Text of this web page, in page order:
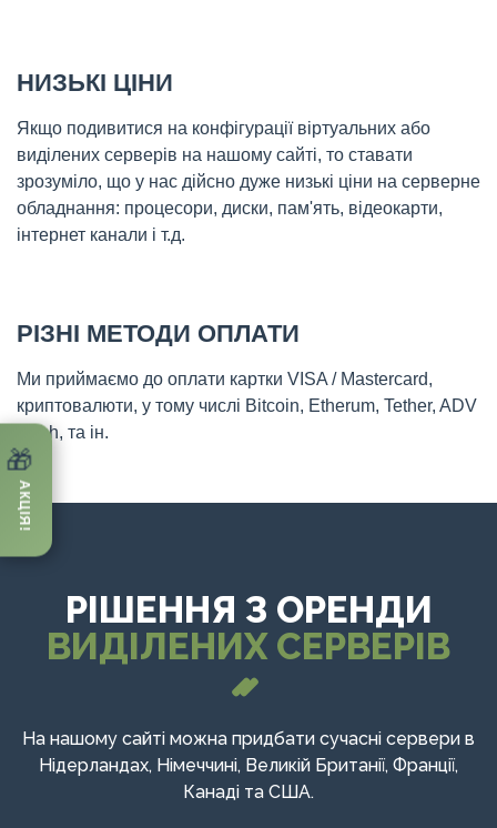
НИЗЬКІ ЦІНИ
Якщо подивитися на конфігурації віртуальних або
виділених серверів на нашому сайті, то ставати
зрозуміло, що у нас дійсно дуже низькі ціни на серверне
обладнання: процесори, диски, пам'ять, відеокарти,
інтернет канали і т.д.
РІЗНІ МЕТОДИ ОПЛАТИ
Ми приймаємо до оплати картки VISA / Mastercard,
криптовалюти, у тому числі Bitcoin, Etherum, Tether, ADV
Cash, та ін.
🎁
АКЦІЯ!
РІШЕННЯ З ОРЕНДИ
ВИДІЛЕНИХ СЕРВЕРІВ
На нашому сайті можна придбати сучасні сервери в
Нідерландах, Німеччині, Великій Британії, Франції,
Канаді та США.